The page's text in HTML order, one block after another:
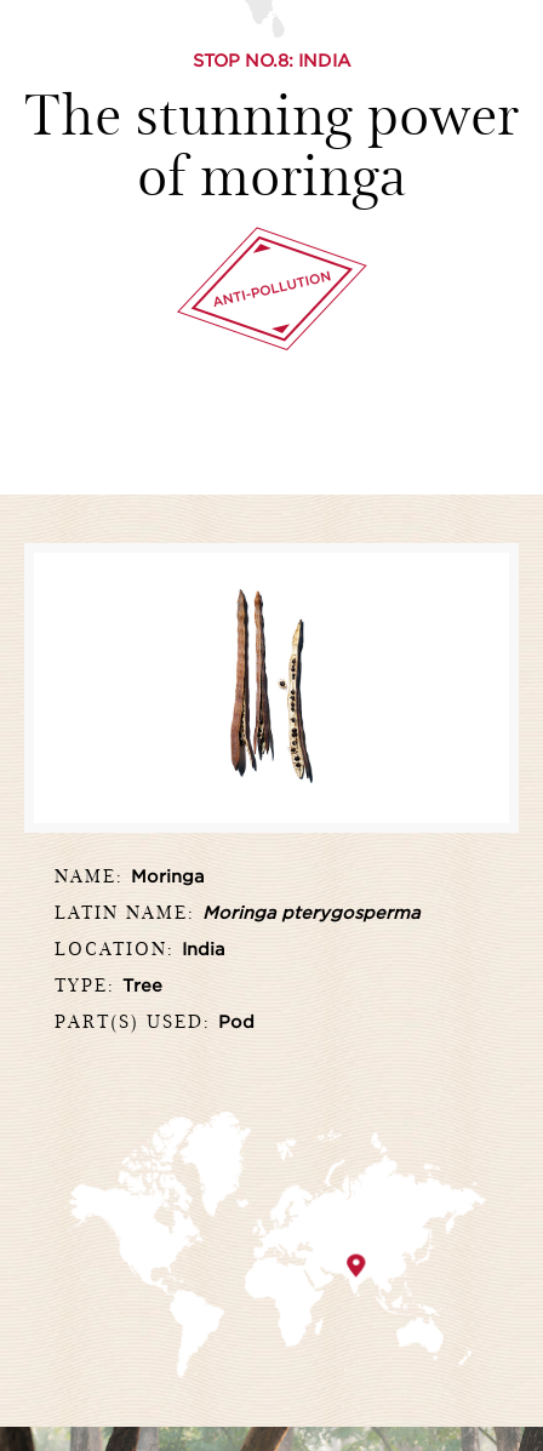
STOP NO.8: INDIA
The stunning power
of moringa
NAME: Moringa
LATIN NAME: Moringa pterygosperma
LOCATION: India
TYPE: Tree
PART(S) USED: Pod